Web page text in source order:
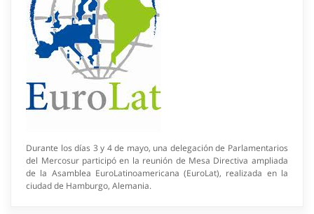
Durante los días 3 y 4 de mayo, una delegación de Parlamentarios
del Mercosur participó en la reunión de Mesa Directiva ampliada
de la Asamblea EuroLatinoamericana (EuroLat), realizada en la
ciudad de Hamburgo, Alemania.